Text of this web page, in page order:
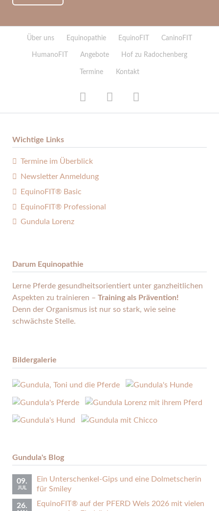
Navigation
Über uns Equinopathie EquinoFIT CaninoFIT
HumanoFIT Angebote Hof zu Radochenberg
Termine Kontakt
Wichtige Links
Termine im Überblick
Newsletter Anmeldung
EquinoFIT® Basic
EquinoFIT® Professional
Gundula Lorenz
Darum Equinopathie
Lerne Pferde gesund­heits­orientiert unter ganz­heitlichen
Aspekten zu trainieren – Training als Prävention!
Denn der Organismus ist nur so stark, wie seine
schwächste Stelle.
Bildergalerie
Gundula's Blog
09.
JUL
Ein Unterschenkel-Gips und eine Dolmetscherin
für Smiley
26.
EquinoFIT® auf der PFERD Wels 2026 mit vielen